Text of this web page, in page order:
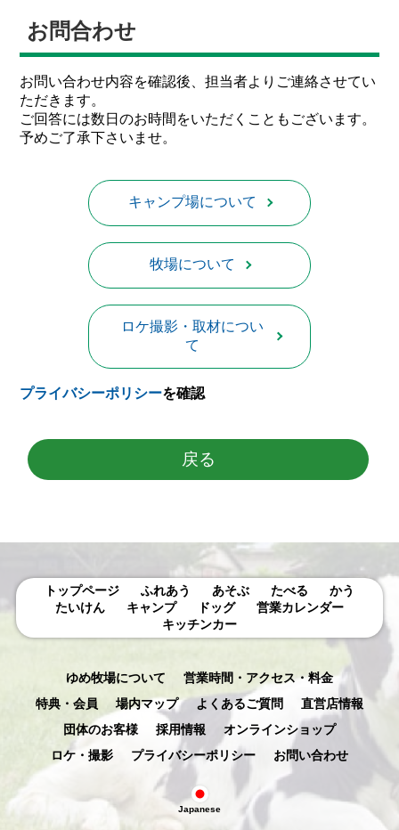
お問合わせ
お問い合わせ内容を確認後、担当者よりご連絡させてい
ただきます。
ご回答には数日のお時間をいただくこともございます。
予めご了承下さいませ。
キャンプ場について
牧場について
ロケ撮影・取材につい
て
プライバシーポリシーを確認
戻る
トップページ ふれあう あそぶ たべる
かう
たいけん
キャンプ ドッグ
営業カレンダー
キッチンカー
ゆめ牧場について
営業時間・アクセス・料金
特典・会員
場内マップ よくあるご質問
直営店情報
団体のお客様
採用情報
オンラインショップ
ロケ・撮影
プライバシーポリシー お問い合わせ
Japanese